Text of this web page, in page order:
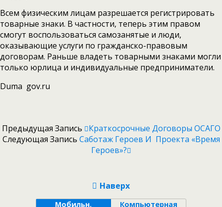
Всем физическим лицам разрешается регистрировать
товарные знаки. В частности, теперь этим правом
смогут воспользоваться самозанятые и люди,
оказывающие услуги по гражданско-правовым
договорам. Раньше владеть товарными знаками могли
только юрлица и индивидуальные предприниматели.
Duma gov.ru
Предыдущая Запись
Краткосрочные Договоры ОСАГО
Следующая Запись Саботаж Героев И Проекта «Время
Героев»?
Наверх
Мобильн. Компьютерная